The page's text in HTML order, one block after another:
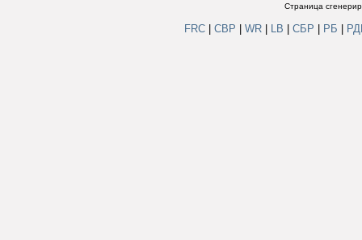
Страница
FRC СВР WR LB СБР РБ